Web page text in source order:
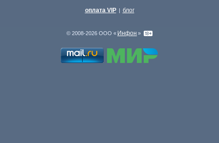
оплата VIP | блог
© 2008-2026 ООО « Инфон »